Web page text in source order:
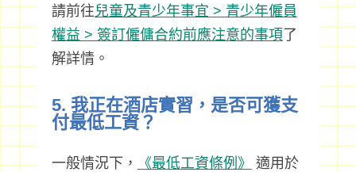
請前往兒童及青少年事宜 > 青少年僱員
權益 > 簽訂僱傭合約前應注意的事項 了
解詳情。
5. 我正在酒店實習，是否可獲支
付最低工資？
一般情況下， 《最低工資條例》
適用於